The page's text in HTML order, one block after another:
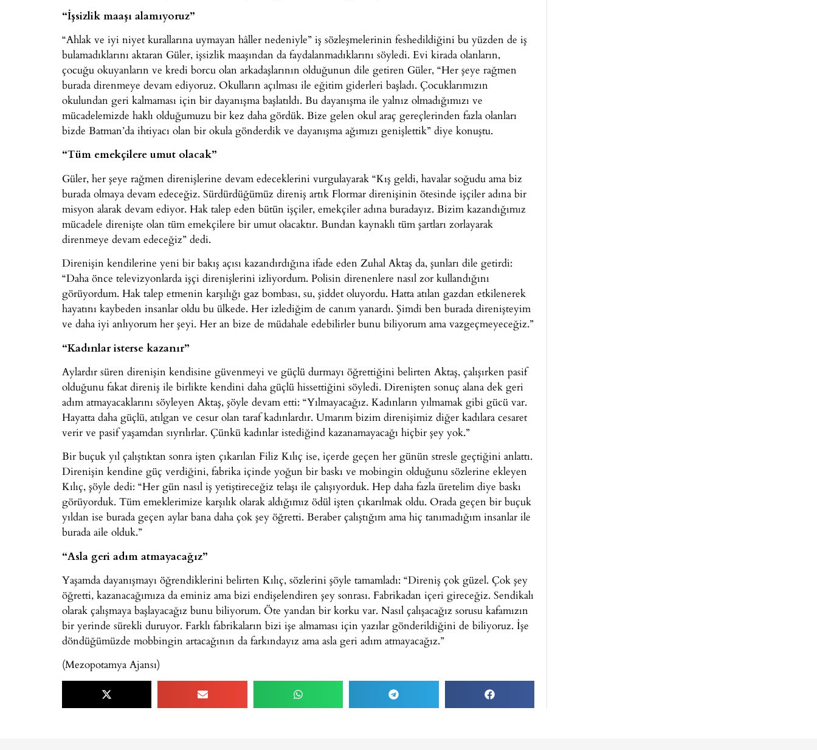
“İşsizlik maaşı alamıyoruz”
“Ahlak ve iyi niyet kurallarına uymayan hâller nedeniyle” iş sözleşmelerinin feshedildiğini bu yüzden de iş
bulamadıklarını aktaran Güler, işsizlik maaşından da faydalanmadıklarını söyledi. Evi kirada olanların,
çocuğu okuyanların ve kredi borcu olan arkadaşlarının olduğunun dile getiren Güler, “Her şeye rağmen
burada direnmeye devam ediyoruz. Okulların açılması ile eğitim giderleri başladı. Çocuklarımızın
okulundan geri kalmaması için bir dayanışma başlatıldı. Bu dayanışma ile yalnız olmadığımızı ve
mücadelemizde haklı olduğumuzu bir kez daha gördük. Bize gelen okul araç gereçlerinden fazla olanları
bizde Batman’da ihtiyacı olan bir okula gönderdik ve dayanışma ağımızı genişlettik” diye konuştu.
“Tüm emekçilere umut olacak”
Güler, her şeye rağmen direnişlerine devam edeceklerini vurgulayarak “Kış geldi, havalar soğudu ama biz
burada olmaya devam edeceğiz. Sürdürdüğümüz direniş artık Flormar direnişinin ötesinde işçiler adına bir
misyon alarak devam ediyor. Hak talep eden bütün işçiler, emekçiler adına buradayız. Bizim kazandığımız
mücadele direnişte olan tüm emekçilere bir umut olacaktır. Bundan kaynaklı tüm şartları zorlayarak
direnmeye devam edeceğiz” dedi.
Direnişin kendilerine yeni bir bakış açısı kazandırdığına ifade eden Zuhal Aktaş da, şunları dile getirdi:
“Daha önce televizyonlarda işçi direnişlerini izliyordum. Polisin direnenlere nasıl zor kullandığını
görüyordum. Hak talep etmenin karşılığı gaz bombası, su, şiddet oluyordu. Hatta atılan gazdan etkilenerek
hayatını kaybeden insanlar oldu bu ülkede. Her izlediğim de canım yanardı. Şimdi ben burada direnişteyim
ve daha iyi anlıyorum her şeyi. Her an bize de müdahale edebilirler bunu biliyorum ama vazgeçmeyeceğiz.”
“Kadınlar isterse kazanır”
Aylardır süren direnişin kendisine güvenmeyi ve güçlü durmayı öğrettiğini belirten Aktaş, çalışırken pasif
olduğunu fakat direniş ile birlikte kendini daha güçlü hissettiğini söyledi. Direnişten sonuç alana dek geri
adım atmayacaklarını söyleyen Aktaş, şöyle devam etti: “Yılmayacağız. Kadınların yılmamak gibi gücü var.
Hayatta daha güçlü, atılgan ve cesur olan taraf kadınlardır. Umarım bizim direnişimiz diğer kadılara cesaret
verir ve pasif yaşamdan sıyrılırlar. Çünkü kadınlar istediğind kazanamayacağı hiçbir şey yok.”
Bir buçuk yıl çalıştıktan sonra işten çıkarılan Filiz Kılıç ise, içerde geçen her günün stresle geçtiğini anlattı.
Direnişin kendine güç verdiğini, fabrika içinde yoğun bir baskı ve mobingin olduğunu sözlerine ekleyen
Kılıç, şöyle dedi: “Her gün nasıl iş yetiştireceğiz telaşı ile çalışıyorduk. Hep daha fazla üretelim diye baskı
görüyorduk. Tüm emeklerimize karşılık olarak aldığımız ödül işten çıkarılmak oldu. Orada geçen bir buçuk
yıldan ise burada geçen aylar bana daha çok şey öğretti. Beraber çalıştığım ama hiç tanımadığım insanlar ile
burada aile olduk.”
“Asla geri adım atmayacağız”
Yaşamda dayanışmayı öğrendiklerini belirten Kılıç, sözlerini şöyle tamamladı: “Direniş çok güzel. Çok şey
öğretti, kazanacağımıza da eminiz ama bizi endişelendiren şey sonrası. Fabrikadan içeri gireceğiz. Sendikalı
olarak çalışmaya başlayacağız bunu biliyorum. Öte yandan bir korku var. Nasıl çalışacağız sorusu kafamızın
bir yerinde sürekli duruyor. Farklı fabrikaların bizi işe almaması için yazılar gönderildiğini de biliyoruz. İşe
döndüğümüzde mobbingin artacağının da farkındayız ama asla geri adım atmayacağız.”
(Mezopotamya Ajansı)